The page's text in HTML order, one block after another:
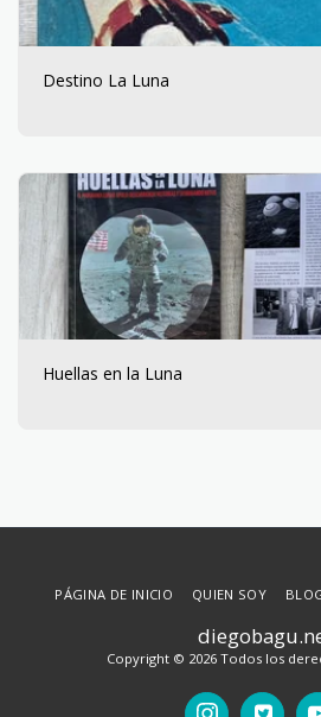
Destino La Luna
Huellas en la Luna
Copyright © 2026 Todos los
PÁGINA DE INICIO QUIEN SOY